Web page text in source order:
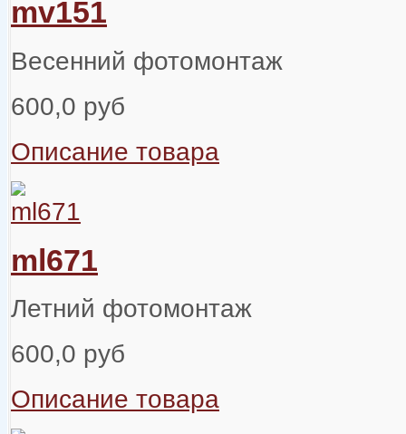
mv151
Весенний фотомонтаж
600,0 руб
Описание товара
ml671
Летний фотомонтаж
600,0 руб
Описание товара